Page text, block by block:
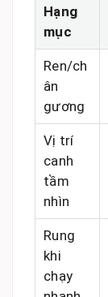
Hạng
mục
Ren/ch
ân
gương
Vị trí
canh
tầm
nhìn
Rung
khi
chạy